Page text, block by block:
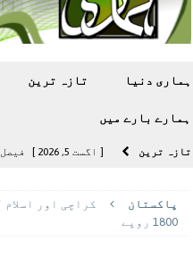
ہماری دنیا تازہ ترين
ہمارے بارے ميں
تازہ ترين [ اگست 5, 2026 ]
[ اگست 5, 2026 ]
پاکستان
1800 روپے